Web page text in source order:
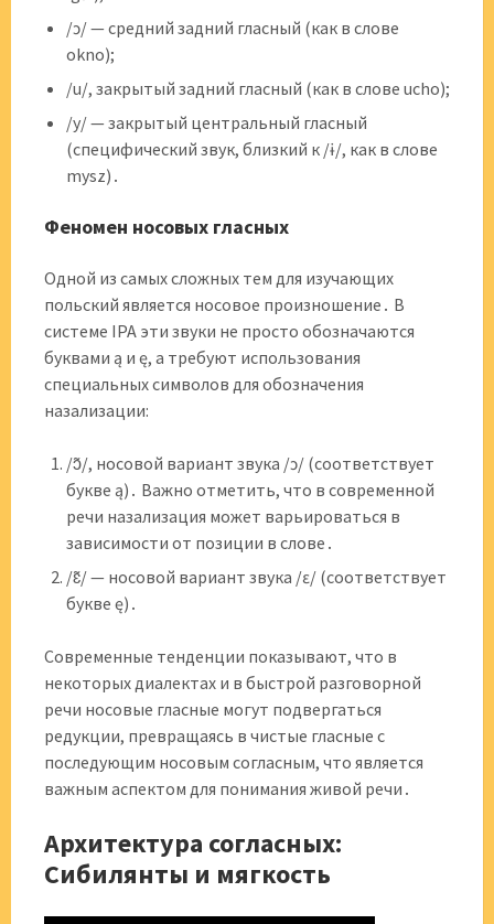
/ɔ/ — средний задний гласный (как в слове
okno);
/u/, закрытый задний гласный (как в слове ucho);
/y/ — закрытый центральный гласный
(специфический звук, близкий к /ɨ/, как в слове
mysz)․
Феномен носовых гласных
Одной из самых сложных тем для изучающих
польский является носовое произношение․ В
системе IPA эти звуки не просто обозначаются
буквами ą и ę, а требуют использования
специальных символов для обозначения
назализации:
/ɔ̃/, носовой вариант звука /ɔ/ (соответствует
букве ą)․ Важно отметить, что в современной
речи назализация может варьироваться в
зависимости от позиции в слове․
/ɛ̃/ — носовой вариант звука /ɛ/ (соответствует
букве ę)․
Современные тенденции показывают, что в
некоторых диалектах и в быстрой разговорной
речи носовые гласные могут подвергаться
редукции, превращаясь в чистые гласные с
последующим носовым согласным, что является
важным аспектом для понимания живой речи․
Архитектура согласных:
Сибилянты и мягкость